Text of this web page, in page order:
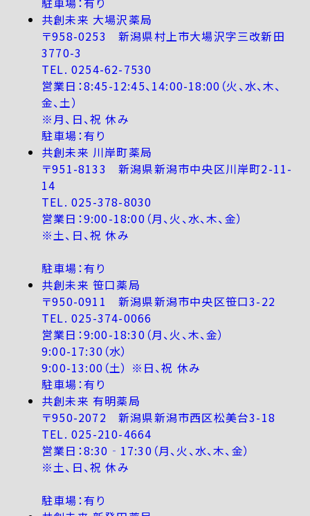
共創未来 大場沢薬局
〒958-0253 新潟県村上市大場沢字三改新田
3770-3
TEL. 0254-62-7530
営業日：8:45-12:45、14:00-18:00（火、水、木、
金、土）
※月、日、祝 休み
駐車場：有り
共創未来 川岸町薬局
〒951-8133 新潟県新潟市中央区川岸町2-11-
14
TEL. 025-378-8030
営業日：9:00-18:00（月、火、水、木、金）
※土、日、祝 休み
駐車場：有り
共創未来 笹口薬局
〒950-0911 新潟県新潟市中央区笹口3-22
TEL. 025-374-0066
営業日：9:00-18:30（月、火、木、金）
9:00-17:30（水）
9:00-13:00（土） ※日、祝 休み
駐車場：有り
共創未来 有明薬局
〒950-2072 新潟県新潟市西区松美台3-18
TEL. 025-210-4664
営業日：8:30‐17:30（月、火、水、木、金）
※土、日、祝 休み
駐車場：有り